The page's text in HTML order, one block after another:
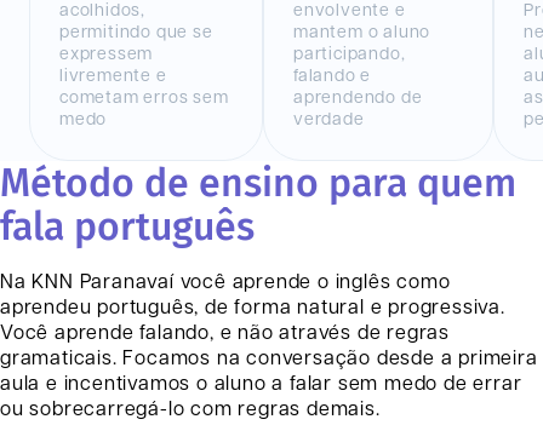
acolhidos,
permitindo que se
expressem
livremente e
cometam erros sem
medo
envolvente e
mantem o aluno
participando,
falando e
aprendendo de
verdade
Método de ensino para quem
fala português
Na KNN Paranavaí você aprende o inglês como
aprendeu português, de forma natural e progressiva.
Você aprende falando, e não através de regras
gramaticais. Focamos na conversação desde a primeira
aula e incentivamos o aluno a falar sem medo de errar
ou sobrecarregá-lo com regras demais.